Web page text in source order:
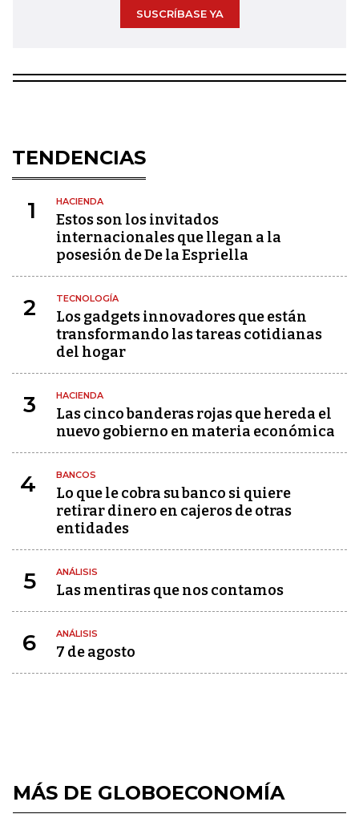
SUSCRÍBASE YA
TENDENCIAS
1 HACIENDA
Estos son los invitados
internacionales que llegan a la
posesión de De la Espriella
2 TECNOLOGÍA
Los gadgets innovadores que están
transformando las tareas cotidianas
del hogar
3 HACIENDA
Las cinco banderas rojas que hereda el
nuevo gobierno en materia económica
4 BANCOS
Lo que le cobra su banco si quiere
retirar dinero en cajeros de otras
entidades
5 ANÁLISIS
Las mentiras que nos contamos
6 ANÁLISIS
7 de agosto
MÁS DE GLOBOECONOMÍA